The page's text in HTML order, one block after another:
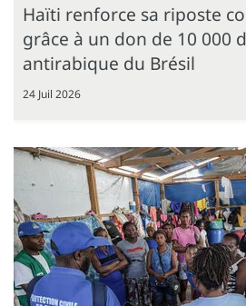
Haïti renforce sa riposte
grâce à un don de 10 000
antirabique du Brésil
24 Juil 2026